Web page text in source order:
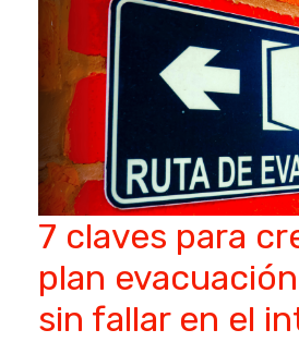
7 claves para
plan
sin fallar en el